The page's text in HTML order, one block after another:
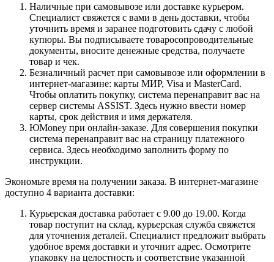
Наличные при самовывозе или доставке курьером.
Специалист свяжется с вами в день доставки, чтобы
уточнить время и заранее подготовить сдачу с любой
купюры. Вы подписываете товаросопроводительные
документы, вносите денежные средства, получаете
товар и чек.
Безналичный расчет при самовывозе или оформлении в
интернет-магазине: карты МИР, Visa и MasterCard.
Чтобы оплатить покупку, система перенаправит вас на
сервер системы ASSIST. Здесь нужно ввести номер
карты, срок действия и имя держателя.
ЮMoney при онлайн-заказе. Для совершения покупки
система перенаправит вас на страницу платежного
сервиса. Здесь необходимо заполнить форму по
инструкции.
Экономьте время на получении заказа. В интернет-магазине
доступно 4 варианта доставки:
Курьерская доставка работает с 9.00 до 19.00. Когда
товар поступит на склад, курьерская служба свяжется
для уточнения деталей. Специалист предложит выбрать
удобное время доставки и уточнит адрес. Осмотрите
упаковку на целостность и соответствие указанной